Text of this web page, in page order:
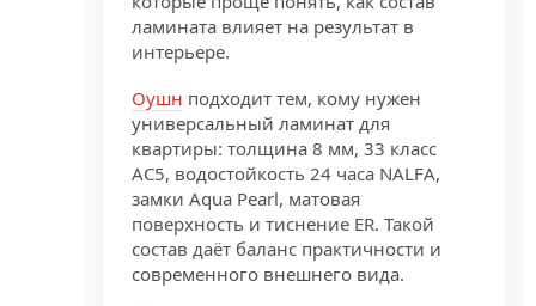
ламината влияет на результат в
интерьере.
Оушн подходит тем, кому нужен
универсальный ламинат для
квартиры: толщина 8 мм, 33 класс
AC5, водостойкость 24 часа NALFA,
замки Aqua Pearl, матовая
поверхность и тиснение ER. Такой
состав даёт баланс практичности и
современного внешнего вида.